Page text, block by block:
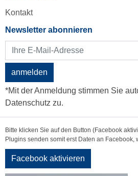
Kontakt
Newsletter abonnieren
anmelden
*Mit der Anmeldung stimmen Sie
Datenschutz zu.
Bitte klicken Sie auf den Button (Facebook
Plugins senden somit erst Daten an
Facebook aktivieren